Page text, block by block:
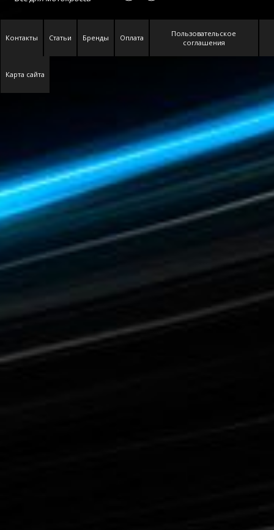
Контакты Статьи Бренды Оплата
Пользовательское
соглашения
Карта сайта